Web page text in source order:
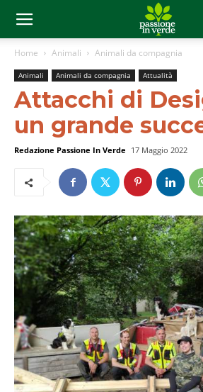
Home Animali Animali da compagnia
Animali Animali da compagnia Attualità
Attacchi di
un grande
Redazione Passione In Verde 17 Maggio 2022